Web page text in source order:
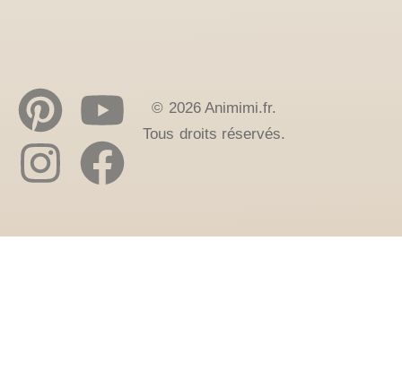
© 2026 Animimi.fr.
Tous droits réservés.